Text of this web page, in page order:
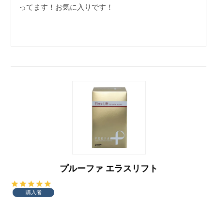
ってます！お気に入りです！
プルーファ エラスリフト
購入者